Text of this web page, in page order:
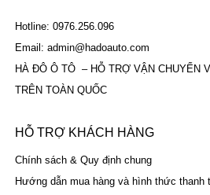
Hotline: 0976.256.096
Email: admin@hadoauto.com
HÀ ĐÔ Ô TÔ – HỖ TRỢ VẬN CHUYỂN
TRÊN TOÀN QUỐC
HỖ TRỢ KHÁCH HÀNG
Chính sách & Quy định chung
Hướng dẫn mua hàng và hình thức thanh